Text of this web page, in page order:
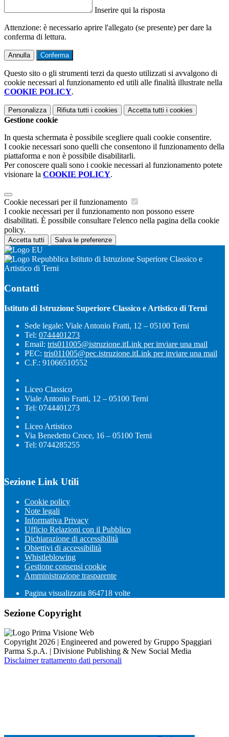
Inserire qui la risposta
Attenzione: è necessario aprire l'allegato (se presente) per dare la
conferma di lettura.
Annulla Conferma
Questo sito o gli strumenti terzi da questo utilizzati si avvalgono di
cookie necessari al funzionamento ed utili alle finalità illustrate nella
COOKIE POLICY.
Personalizza Rifiuta tutti i cookies Accetta tutti i cookies
Gestione cookie
In questa schermata è possibile scegliere quali cookie consentire.
I cookie necessari sono quelli che consentono il funzionamento della
piattaforma e non è possibile disabilitarli.
Per conoscere quali sono i cookie necessari al funzionamento potete
visionare la COOKIE POLICY.
Cookie necessari per il funzionamento
I cookie necessari per il funzionamento non possono essere
disabilitati. È possibile consultare l'elenco nella pagina della cookie
policy.
Accetta tutti Salva le preferenze
Istituto di Istruzione Superiore Classico e
Artistico di Terni
Contatti
Istituto di Istruzione Superiore Classico e Artistico di Terni
Sede legale: Viale Antonio Fratti, 12 – 05100 Terni
Tel: 0744401273
Email: tris011005@istruzione.itLink per inviare una mail
PEC: tris011005@pec.istruzione.itLink per inviare una mail
C.F.: 91066510552
Liceo Classico
Viale Antonio Fratti, 12 – 05100 Terni
Tel: 0744401273
Liceo Artistico
Via Benedetto Croce, 16 – 05100 Terni
Tel: 0744285255
Sezione Link Utili
Cookie policy
Note legali
Informativa Privacy
Ufficio Relazioni con il Pubblico
Dichiarazione di accessibilità
Obiettivi di accessibilità
Whistleblowing
Gestione consensi cookie
Amministrazione trasparente
Pagina visualizzata 864718 volte
Sezione Copyright
Copyright 2026 | Engineered and powered by Gruppo Spaggiari
Parma S.p.A. | Divisione Publishing & New Social Media
Disclaimer trattamento dati personali